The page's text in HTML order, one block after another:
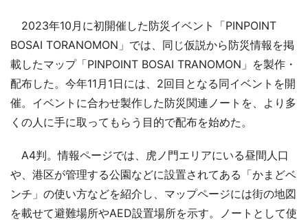
2023年10月に初開催した防災イベント「PINPOINT
BOSAI TORANOMON」では、同じ仮説から防災情報を掲
載したマップ「PINPOINT BOSAI TRANOMON」を製作・
配布した。今年11月1日には、2回目となる同イベントを開
催。イベントに合わせ製作した防災関連ノートを、より多
くの人に手に取ってもらう目的で配布を始めた。
A4判。情報ページでは、虎ノ門エリアにいる昼間人口
や、港区が管理する公園などに設置されてある「かまどベ
ンチ」の使い方などを紹介し、マップページには街の地図
を載せて避難場所やAED設置場所を示す。ノートとして使